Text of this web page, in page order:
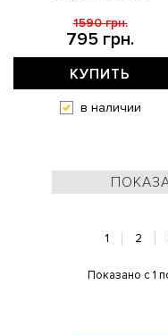
795 грн.
1590 грн.
КУПИТЬ
в наличии
1 2
Показано с 1